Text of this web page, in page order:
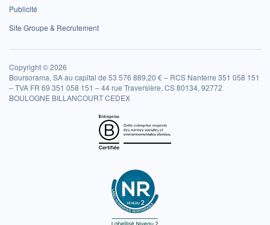
Publicité
Site Groupe & Recrutement
Copyright © 2026
Boursorama, SA au capital de 53 576 889,20 € – RCS Nanterre 351 058 151
– TVA FR 69 351 058 151 – 44 rue Traversière, CS 80134, 92772
BOULOGNE BILLANCOURT CEDEX